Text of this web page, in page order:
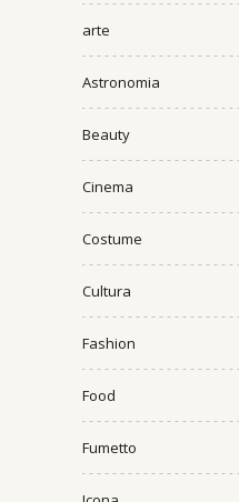
arte
Astronomia
Beauty
Cinema
Costume
Cultura
Fashion
Food
Fumetto